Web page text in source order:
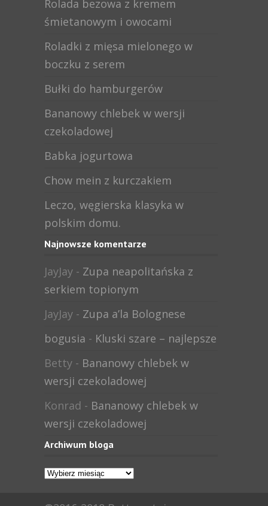
Rolada bezowa z kremem
śmietanowym i owocami
Roladki z mięsa mielonego w
boczku z serem
Bułki do hamburgerów
Bananowy chlebek w wersji
czekoladowej
Babka jogurtowa
Chow mein z kurczakiem
Leczo, węgierska klasyka w
polskim domu.
Najnowsze komentarze
JayJay - Zupa neapolitańska z
serkiem topionym
JayJay - Zupa a’la Bolognese
bogusia - Kluski szare – najlepsze
Betty - Bananowy chlebek w
wersji czekoladowej
Konrad - Bananowy chlebek w
wersji czekoladowej
Archiwum bloga
Archiwum